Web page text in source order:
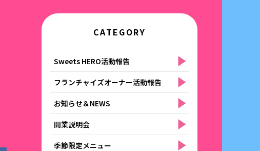
CATEGORY
Sweets HERO活動報告
フランチャイズオーナー活動報告
お知らせ＆NEWS
開業説明会
季節限定メニュー